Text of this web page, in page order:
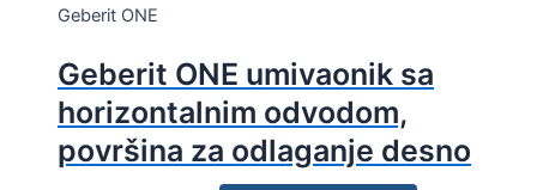
Geberit ONE
Geberit ONE umivaonik sa
horizontalnim odvodom,
površina za odlaganje desno